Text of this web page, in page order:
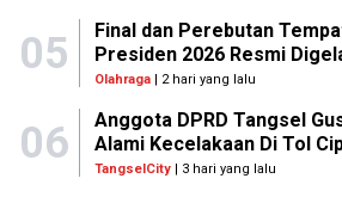
05
Final dan Perebutan
Presiden 2026 Resmi
Olahraga| 2 hari yang lalu
06
Anggota DPRD Tangsel
Alami Kecelakaan Di Tol
TangselCity| 3 hari yang lalu